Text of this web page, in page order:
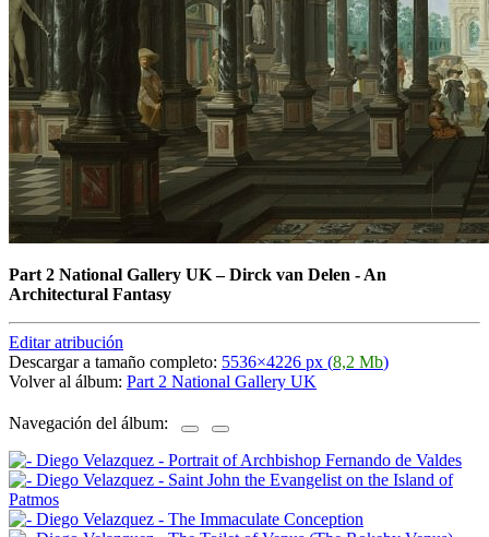
Part 2 National Gallery UK–Dirck van Delen - An
Architectural Fantasy
Editar atribución
Descargar a tamaño completo: 5536×4226 px (8,2 Mb)
Volver al álbum: Part 2 National Gallery UK
Navegación del álbum: